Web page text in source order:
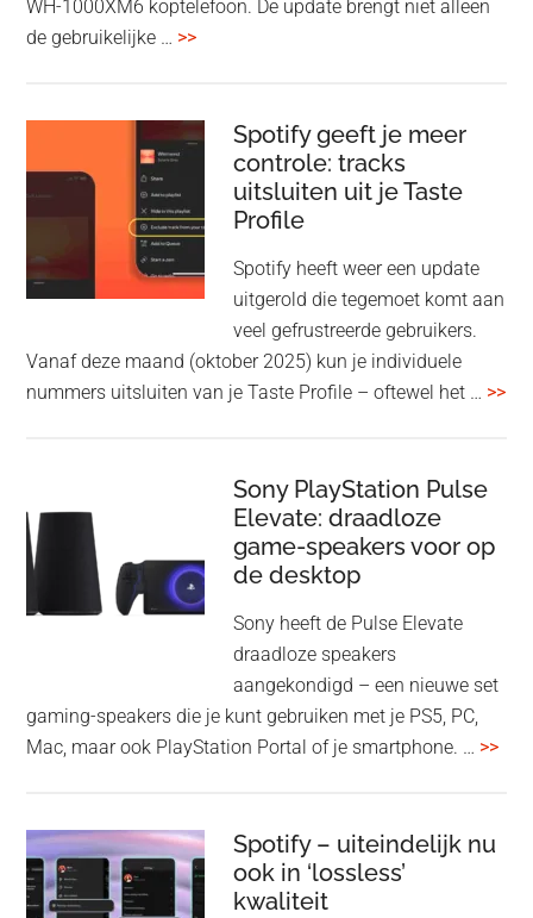
WH-1000XM6 koptelefoon. De update brengt niet alleen
de gebruikelijke … >>overSony
sharing
WF-
en
1000XM6
nieuwe
Spotify geeft je meer
controle: tracks
uitsluiten uit je Taste
Profile
Spotify heeft weer een update
uitgerold die tegemoet komt aan
veel gefrustreerde gebruikers.
Vanaf deze maand (oktober 2025) kun je individuele
nummers uitsluiten van je Taste Profile – oftewel het … >>
Sony PlayStation Pulse
Elevate: draadloze
game-speakers voor op
de desktop
Sony heeft de Pulse Elevate
draadloze speakers
aangekondigd – een nieuwe set
gaming-speakers die je kunt gebruiken met je PS5, PC,
Mac, maar ook PlayStation Portal of je smartphone. … >>
Spotify – uiteindelijk nu
ook in ‘lossless’
kwaliteit